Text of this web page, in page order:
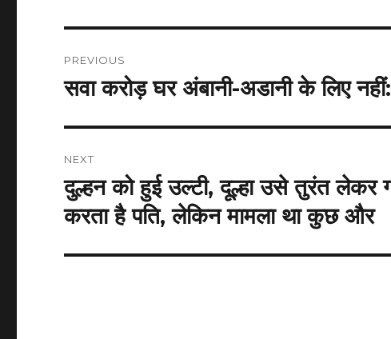
navigation
PREVIOUS
Previous
सवा करोड़ घर अंबानी-अडानी के लिए
NEXT
Next
post:
दुल्हन को हुई उल्टी, दूल्हा उसे तुरंत लेकर
करता है पति, लेकिन मामला था कुछ और